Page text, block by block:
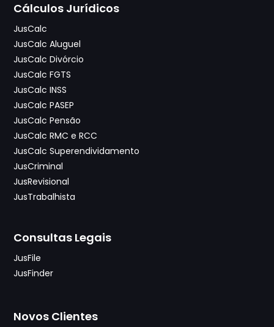
Cálculos Jurídicos
JusCalc
JusCalc Aluguel
JusCalc Divórcio
JusCalc FGTS
JusCalc INSS
JusCalc PASEP
JusCalc Pensão
JusCalc RMC e RCC
JusCalc Superendividamento
JusCriminal
JusRevisional
JusTrabalhista
Consultas Legais
JusFile
JusFinder
Novos Clientes